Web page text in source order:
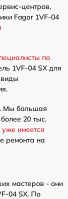
центров,
Fagor 1VF-04
по
1VF-04 SX для
виды
Мы большая
20 тыс.
уже имеется
ремонта на
мастеров - они
04 SX. По